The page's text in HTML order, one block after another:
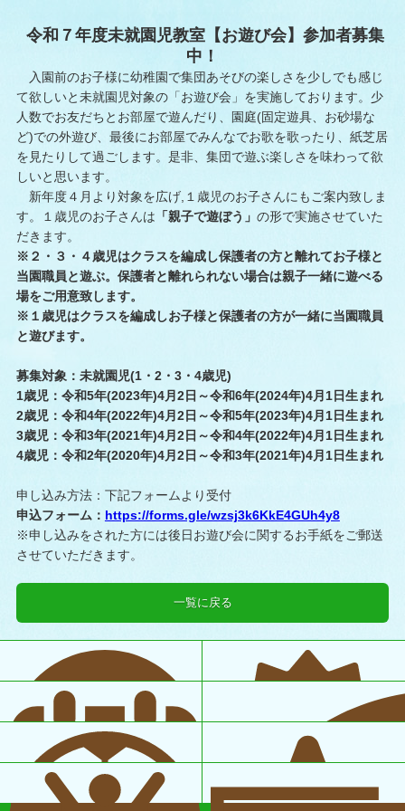
令和７年度未就園児教室【お遊び会】参加者募集
中！
入園前のお子様に幼稚園で集団あそびの楽しさを少しでも感じ
て欲しいと未就園児対象の「お遊び会」を実施しております。少
人数でお友だちとお部屋で遊んだり、園庭(固定遊具、お砂場な
ど)での外遊び、最後にお部屋でみんなでお歌を歌ったり、紙芝居
を見たりして過ごします。是非、集団で遊ぶ楽しさを味わって欲
しいと思います。
新年度４月より対象を広げ,１歳児のお子さんにもご案内致しま
す。１歳児のお子さんは 「親子で遊ぼう」 の形で実施させていた
だきます。
※２・３・４歳児はクラスを編成し保護者の方と離れてお子様と
当園職員と遊ぶ。保護者と離れられない場合は親子一緒に遊べる
場をご用意致します。
※１歳児はクラスを編成しお子様と保護者の方が一緒に当園職員
と遊びます。
募集対象：未就園児(1・2・3・4歳児)
1歳児： 令和5年(2023年)4月2日～令和6年(2024年)4月1日生まれ
2歳児： 令和4年(2022年)4月2日～令和5年(2023年)4月1日生まれ
3歳児： 令和3年(2021年)4月2日～令和4年(2022年)4月1日生まれ
4歳児： 令和2年(2020年)4月2日～令和3年(2021年)4月1日生まれ
申し込み方法：下記フォームより受付
申込フォーム： https://forms.gle/wzsj3k6KkE4GUh4y8
※申し込みをされた方には後日お遊び会に関するお手紙をご郵送
させていただきます。
一覧に戻る